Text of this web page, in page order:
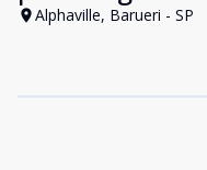
Alphaville, Barueri - SP